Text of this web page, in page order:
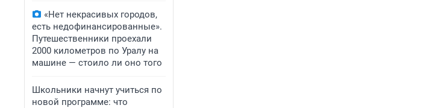
«Нет некрасивых городов,
есть недофинансированные».
Путешественники проехали
2000 километров по Уралу на
машине — стоило ли оно того
Школьники начнут учиться по
новой программе: что